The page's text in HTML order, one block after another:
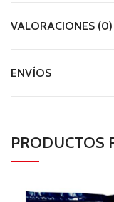
VALORACIONES (0)
ENVÍOS
PRODUCTOS